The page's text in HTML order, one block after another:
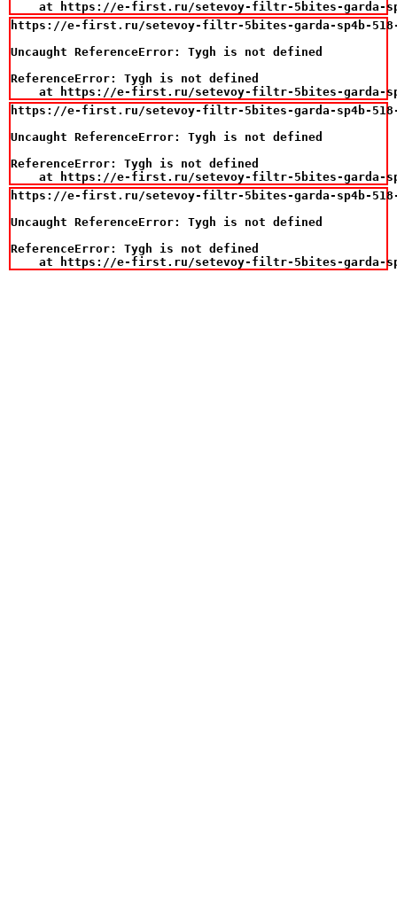
at https://e-first.ru/setevoy-filtr-5bites-garda-
https://e-first.ru/setevoy-filtr-5bites-garda-sp4b-518-
Uncaught ReferenceError: Tygh is not defined
ReferenceError: Tygh is not defined
at https://e-first.ru/setevoy-filtr-5bites-garda-
https://e-first.ru/setevoy-filtr-5bites-garda-sp4b-518-
Uncaught ReferenceError: Tygh is not defined
ReferenceError: Tygh is not defined
at https://e-first.ru/setevoy-filtr-5bites-garda-
https://e-first.ru/setevoy-filtr-5bites-garda-sp4b-518-
Uncaught ReferenceError: Tygh is not defined
ReferenceError: Tygh is not defined
at https://e-first.ru/setevoy-filtr-5bites-garda-